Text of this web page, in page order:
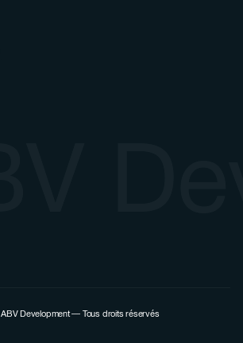
ABV Development — Tous droits réservés